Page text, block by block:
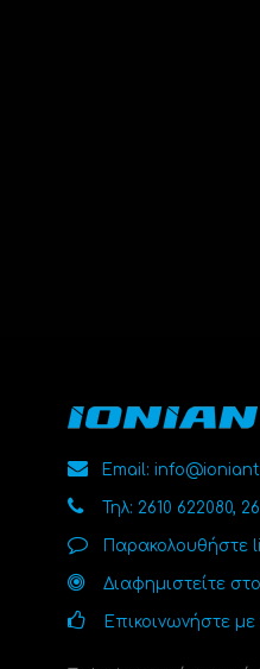
Email:
Τηλ: 2610 622080,
Παρακολουθήστε
Διαφημιστείτε
Επικοινωνήστε